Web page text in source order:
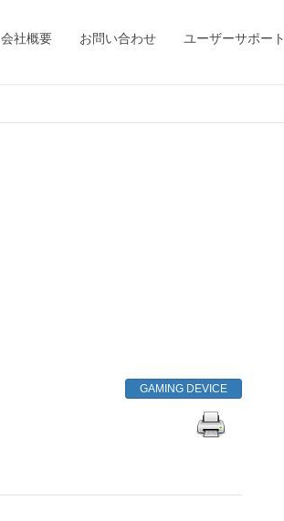
会社概要 お問い合わせ ユーザーサポート
GAMING DEVICE